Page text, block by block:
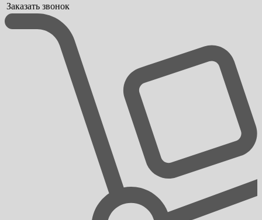
Заказать звонок